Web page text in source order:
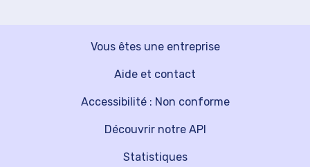
Vous êtes une entreprise
Découvrir notre API
Aide et contact
Statistiques
Accessibilité : Non conforme